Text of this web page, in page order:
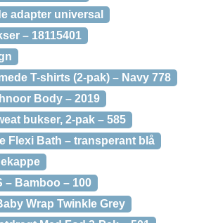
adapter universal
– 18115401
T-shirts (2-pak) – Navy 778
Body – 2019
bukser, 2-pak – 585
Flexi Bath – transperant blå
– Bamboo – 100
Wrap Twinkle Grey